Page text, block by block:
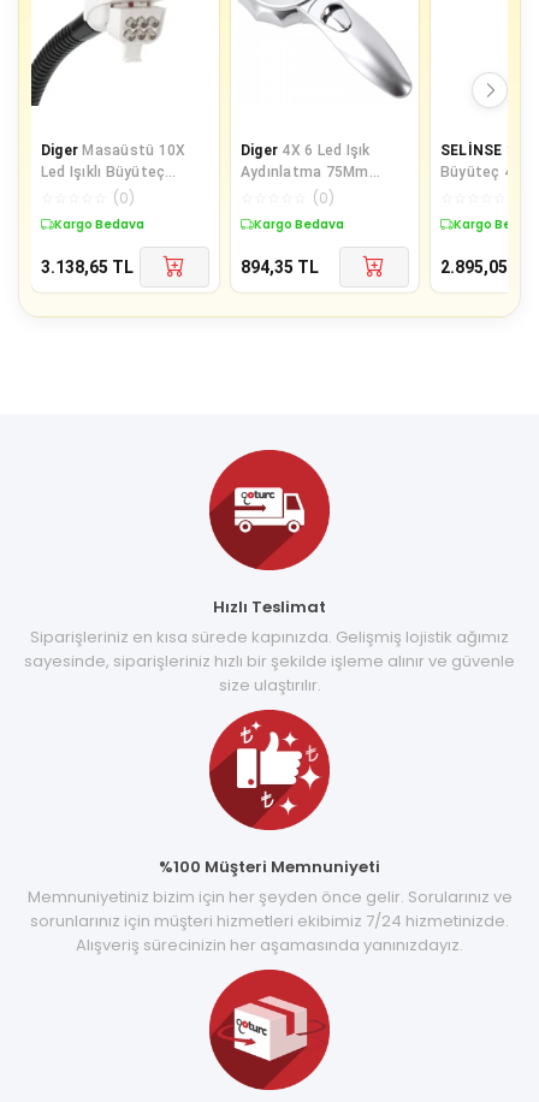
Diger Masaüstü 10X
Led Işıklı Büyüteç
Okuma El Sanatları
(0)
Kargo Bedava
3.138,65 TL
Diger 4X 6 Led Işık
Aydınlatma 75Mm
Optik Lens El Büyüteç
(0)
Kargo Bedava
894,35 TL
SELİNSE
Büyüteç 4
Kargo
2.895,05
Hızlı Teslimat
Siparişleriniz en kısa sürede kapınızda. Gelişmiş lojistik ağımız
sayesinde, siparişleriniz hızlı bir şekilde işleme alınır ve güvenle
size ulaştırılır.
%100 Müşteri Memnuniyeti
Memnuniyetiniz bizim için her şeyden önce gelir. Sorularınız ve
sorunlarınız için müşteri hizmetleri ekibimiz 7/24 hizmetinizde.
Alışveriş sürecinizin her aşamasında yanınızdayız.